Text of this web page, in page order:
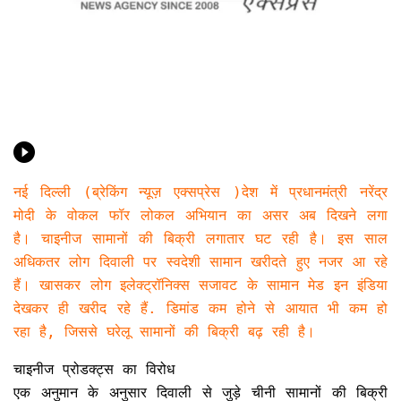
नई दिल्ली (ब्रेकिंग न्यूज़ एक्सप्रेस )देश में प्रधानमंत्री नरेंद्र
मोदी के वोकल फॉर लोकल अभियान का असर अब दिखने लगा
है। चाइनीज सामानों की बिक्री लगातार घट रही है। इस साल
अधिकतर लोग दिवाली पर स्वदेशी सामान खरीदते हुए नजर आ रहे
हैं। खासकर लोग इलेक्ट्रॉनिक्स सजावट के सामान मेड इन इंडिया
देखकर ही खरीद रहे हैं. डिमांड कम होने से आयात भी कम हो
रहा है, जिससे घरेलू सामानों की बिक्री बढ़ रही है।
चाइनीज प्रोडक्ट्स का विरोध
एक अनुमान के अनुसार दिवाली से जुड़े चीनी सामानों की बिक्री